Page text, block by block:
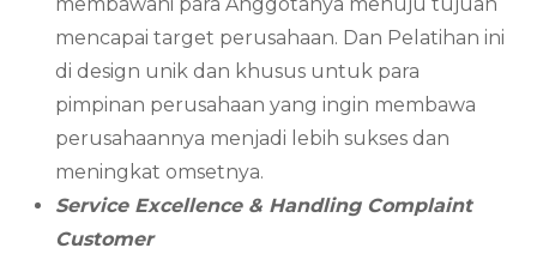
mencapai target perusahaan. Dan Pelatihan ini
di design unik dan khusus untuk para
pimpinan perusahaan yang ingin membawa
perusahaannya menjadi lebih sukses dan
meningkat omsetnya.
Service Excellence & Handling Complaint
Customer